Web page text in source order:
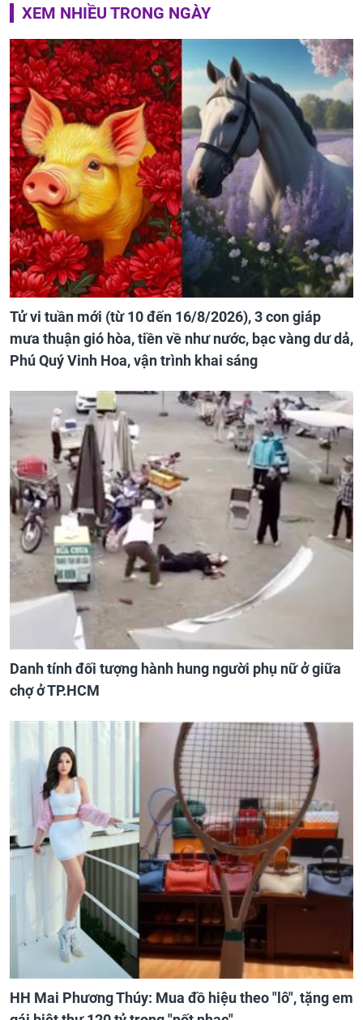
XEM NHIỀU TRONG NGÀY
Tử vi tuần mới (từ 10 đến 16/8/2026), 3 con giáp
mưa thuận gió hòa, tiền về như nước, bạc vàng dư dả,
Phú Quý Vinh Hoa, vận trình khai sáng
Danh tính đối tượng hành hung người phụ nữ ở giữa
chợ ở TP.HCM
HH Mai Phương Thúy: Mua đồ hiệu theo "lô", tặng em